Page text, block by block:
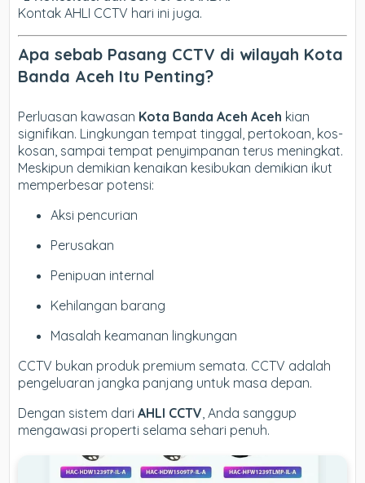
Kontak AHLI CCTV hari ini juga.
Apa sebab Pasang CCTV di wilayah Kota
Banda Aceh Itu Penting?
Perluasan kawasan Kota Banda Aceh Aceh kian
signifikan. Lingkungan tempat tinggal, pertokoan, kos-
kosan, sampai tempat penyimpanan terus meningkat.
Meskipun demikian kenaikan kesibukan demikian ikut
memperbesar potensi:
Aksi pencurian
Perusakan
Penipuan internal
Kehilangan barang
Masalah keamanan lingkungan
CCTV bukan produk premium semata. CCTV adalah
pengeluaran jangka panjang untuk masa depan.
Dengan sistem dariAHLI CCTV, Anda sanggup
mengawasi properti selama sehari penuh.